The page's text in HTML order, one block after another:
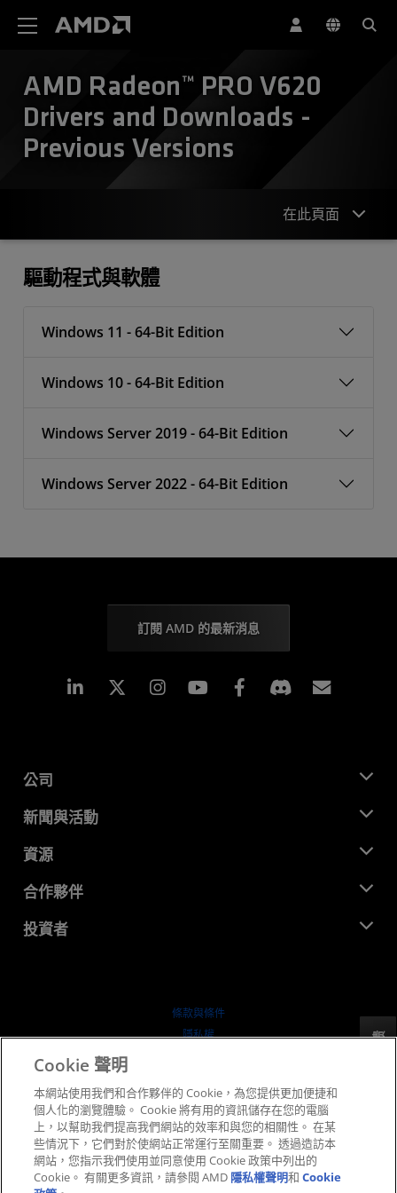
AMD Radeon™ PRO V620
Drivers and Downloads -
Previous Versions
在此頁面
驅動程式與軟體
Windows 11 - 64-Bit Edition
Windows 10 - 64-Bit Edition
Windows Server 2019 - 64-Bit Edition
Windows Server 2022 - 64-Bit Edition
反馈
訂閱 AMD 的最新消息
Linkedin Instagram Facebook
公司
關於 AMD
企業責任
招聘
聯絡我們
新聞與活動
新聞室
媒體庫
資源
開發者中心
案例研究
合作夥伴
AMD 合作夥伴中心
投資者
條款與條件
隱私權
公平公開競爭
英國稅務策略
Cookie 政策
Cookie 設定
Cookie 聲明
本網站使用我們和合作夥伴的 Cookie，為您提供更加便捷和
個人化的瀏覽體驗。 Cookie 將有用的資訊儲存在您的電腦
上，以幫助我們提高我們網站的效率和與您的相關性。 在某
些情況下，它們對於使網站正常運行至關重要。 透過造訪本
網站，您指示我們使用並同意使用 Cookie 政策中列出的
Cookie。 有關更多資訊，請參閱 AMD 隱私權聲明和Cookie